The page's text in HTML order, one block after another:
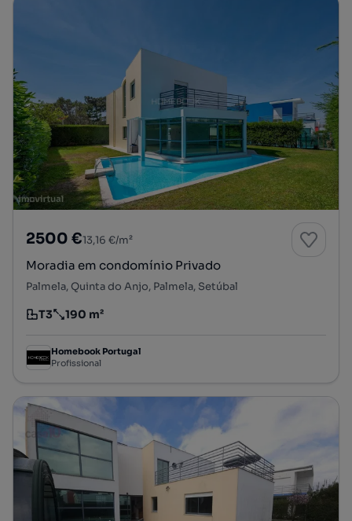
2500 €13,16 €/m²
Moradia em condomínio Privado
Palmela, Quinta do Anjo, Palmela, Setúbal
Tipologia
T3
Preço por metro quadrado
190 m²
Homebook Portugal
Profissional